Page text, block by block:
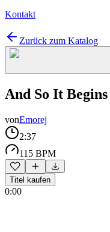
Kontakt
Zurück zum Katalog
And So It Begins
vonEmorej
2:37
115 BPM
Titel kaufen
0:00